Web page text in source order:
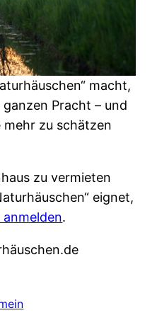
macht,
Pracht – und
zu schätzen
zu vermieten
eignet,
anmelden.